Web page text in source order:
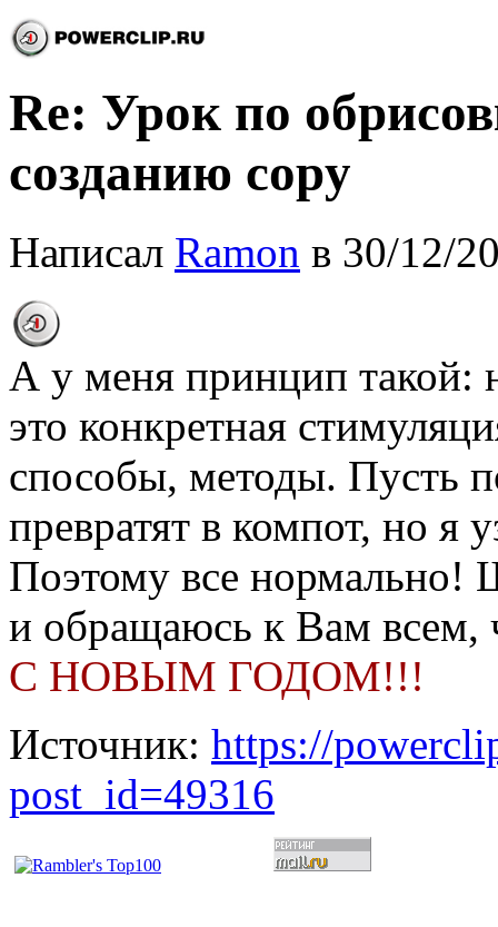
Re: Урок по
созданию copy
Написал Ramon в 30/12/
А у меня принцип такой:
это конкретная
способы, методы. Пусть
превратят в компот, но я
Поэтому все нормально!
и обращаюсь к Вам всем,
С НОВЫМ ГОДОМ!!!
Источник: https://
post_id=49316